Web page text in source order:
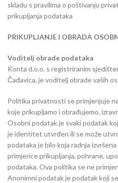
skladu s pravilima o poštivanju
prikupljanja podataka
PRIKUPLJANJE I OBRADA
Voditelj obrade podataka
Konta d.o.o. s registriranim
Čađavica, je voditelj obrade vaših
Politika privatnosti se primjenjuje
koje prikupljamo i obrađujemo,
Osobni podatak je svaki podatak
je identitet utvrđen ili se može
podataka je bilo koja radnja
primjerice prikupljanja, pohrane,
podataka. Ova politika se ne
Anonimni podatak je podatak koji